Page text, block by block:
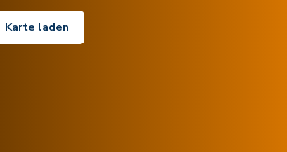
Karte laden